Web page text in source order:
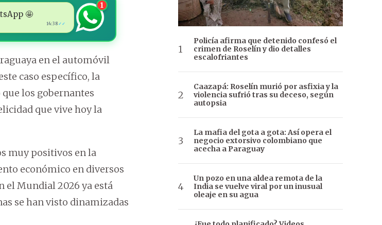
🤩
14:38 ✓✓
1
en el automóvil
caso específico, la
los gobernantes
que vive hoy la
muy positivos en la
económico en diversos
el Mundial 2026 ya está
se han visto dinamizadas
Policía afirma que detenido confesó el
crimen de Roselín y dio detalles
escalofriantes
Caazapá: Roselín murió por asfixia y la
violencia sufrió tras su deceso, según
autopsia
La mafia del gota a gota: Así opera el
negocio extorsivo colombiano que
acecha a Paraguay
Un pozo en una aldea remota de la
India se vuelve viral por un inusual
oleaje en su agua